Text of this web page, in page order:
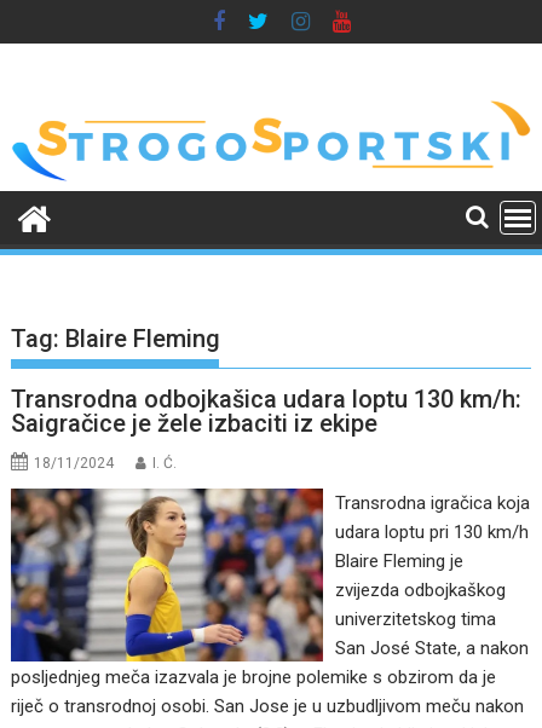
to
Tag: Blaire Fleming
Transrodna odbojkašica udara loptu 130 km/h:
Saigračice je žele izbaciti iz ekipe
18/11/2024 I. Ć.
Transrodna igračica koja
udara loptu pri 130 km/h
Blaire Fleming je
zvijezda odbojkaškog
univerzitetskog tima
San José State, a nakon
posljednjeg meča izazvala je brojne polemike s obzirom da je
riječ o transrodnoj osobi. San Jose je u uzbudljivom meču nakon